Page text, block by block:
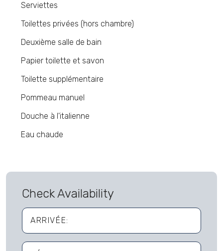
Serviettes
Toilettes privées (hors chambre)
Deuxième salle de bain
Papier toilette et savon
Toilette supplémentaire
Pommeau manuel
Douche à l'italienne
Eau chaude
Check Availability
ARRIVÉE: